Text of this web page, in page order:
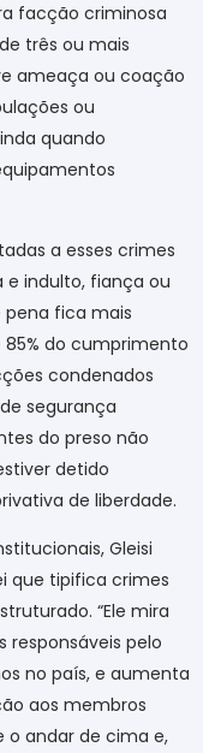
facção criminosa
três ou mais
ameaça ou coação
ou
quando
a esses crimes
indulto, fiança ou
pena fica mais
85% do cumprimento
condenados
segurança
do preso não
detido
de liberdade.
Gleisi
que tipifica crimes
“Ele mira
responsáveis pelo
no país, e aumenta
aos membros
o andar de cima e,